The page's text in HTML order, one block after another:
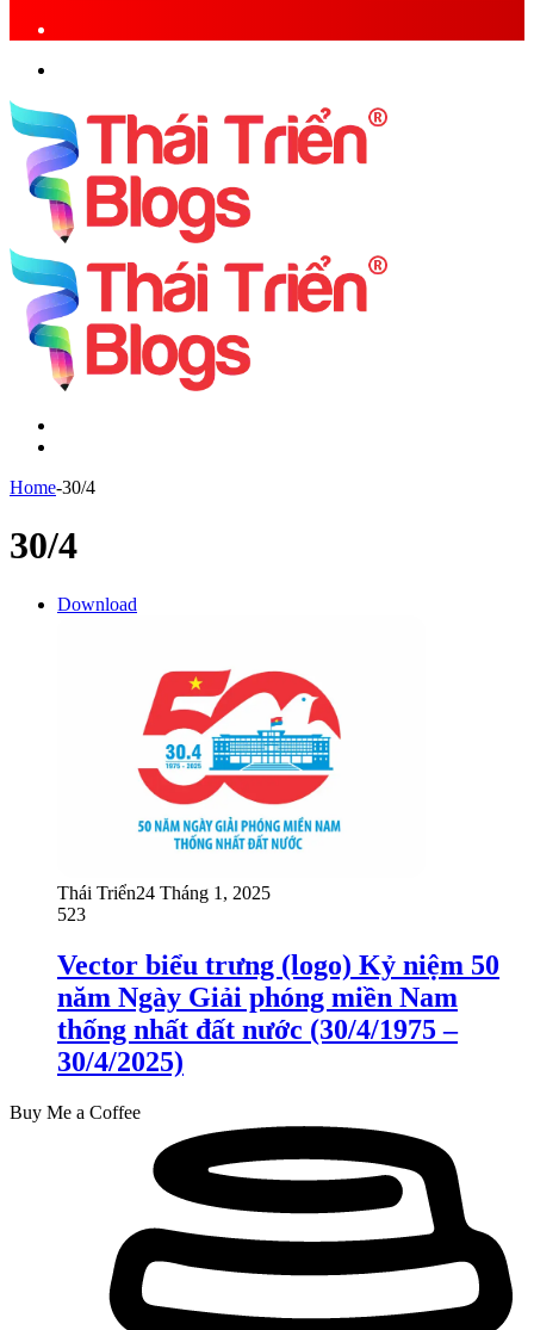
Home-30/4
30/4
Download
Thái Triển24 Tháng 1, 2025
523
Vector biểu trưng (logo) Kỷ niệm 50
năm Ngày Giải phóng miền Nam
thống nhất đất nước (30/4/1975 –
30/4/2025)
Buy Me a Coffee